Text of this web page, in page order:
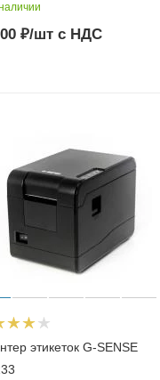
₽/штс НДС
этикеток G-SENSE